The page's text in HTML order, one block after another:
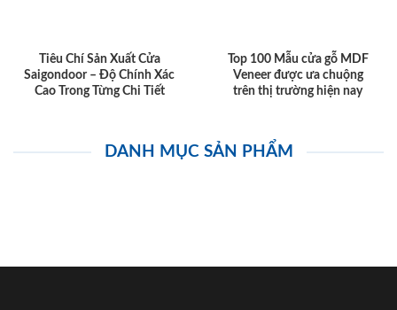
Tiêu Chí Sản Xuất Cửa
Saigondoor – Độ Chính Xác
Cao Trong Từng Chi Tiết
Top 100 Mẫu cửa gỗ MDF
Veneer được ưa chuộng
trên thị trường hiện nay
DANH MỤC SẢN PHẨM